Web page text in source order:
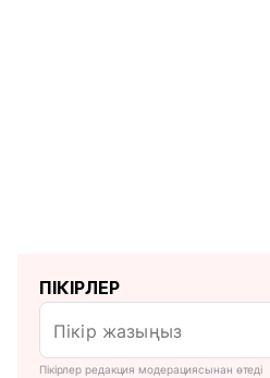
ПІКІРЛЕР
Пікірлер редакция модерациясынан өтеді